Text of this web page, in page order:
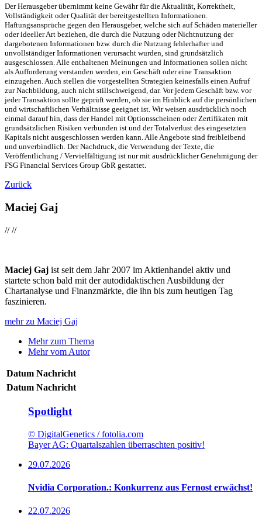
Der Herausgeber übernimmt keine Gewähr für die Aktualität, Korrektheit,
Vollständigkeit oder Qualität der bereitgestellten Informationen.
Haftungsansprüche gegen den Herausgeber, welche sich auf Schäden materieller
oder ideeller Art beziehen, die durch die Nutzung oder Nichtnutzung der
dargebotenen Informationen bzw. durch die Nutzung fehlerhafter und
unvollständiger Informationen verursacht wurden, sind grundsätzlich
ausgeschlossen. Alle enthaltenen Meinungen und Informationen sollen nicht
als Aufforderung verstanden werden, ein Geschäft oder eine Transaktion
einzugehen. Auch stellen die vorgestellten Strategien keinesfalls einen Aufruf
zur Nachbildung, auch nicht stillschweigend, dar. Vor jedem Geschäft bzw. vor
jeder Transaktion sollte geprüft werden, ob sie im Hinblick auf die persönlichen
und wirtschaftlichen Verhältnisse geeignet ist. Wir weisen ausdrücklich noch
einmal darauf hin, dass der Handel mit Optionsscheinen oder Zertifikaten mit
grundsätzlichen Risiken verbunden ist und der Totalverlust des eingesetzten
Kapitals nicht ausgeschlossen werden kann. Alle Angebote sind freibleibend
und unverbindlich. Der Nachdruck, die Verwendung der Texte, die
Veröffentlichung / Vervielfältigung ist nur mit ausdrücklicher Genehmigung der
FSG Financial Services Group GbR gestattet.
Zurück
Maciej Gaj
////
Maciej Gaj ist seit dem Jahr 2007 im Aktienhandel aktiv und
startete schon bald mit der autodidaktischen Ausbildung der
Chartanalyse und Finanzmärkte, die ihn bis zum heutigen Tag
faszinieren.
mehr zu Maciej Gaj
Mehr zum Thema
Mehr vom Autor
Datum Nachricht
Datum Nachricht
Spotlight
© DigitalGenetics / fotolia.com
Bayer AG: Quartalszahlen überraschten positiv!
29.07.2026
Nvidia Corporation.: Konkurrenz aus Fernost erwächst!
22.07.2026